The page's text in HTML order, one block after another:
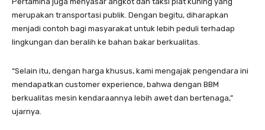
merupakan transportasi publik. Dengan begitu, diharapkan
menjadi contoh bagi masyarakat untuk lebih peduli terhadap
lingkungan dan beralih ke bahan bakar berkualitas.
“Selain itu, dengan harga khusus, kami mengajak pengendara ini
mendapatkan customer experience, bahwa dengan BBM
berkualitas mesin kendaraannya lebih awet dan bertenaga,”
ujarnya.